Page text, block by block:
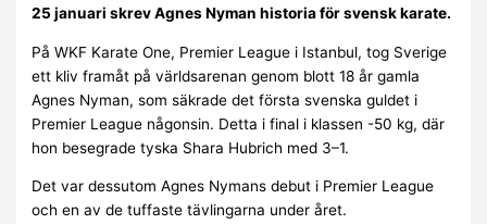
25 januari skrev Agnes Nyman historia för svensk karate.
På WKF Karate One, Premier League i Istanbul, tog Sverige
ett kliv framåt på världsarenan genom blott 18 år gamla
Agnes Nyman, som säkrade det första svenska guldet i
Premier League någonsin. Detta i final i klassen -50 kg, där
hon besegrade tyska Shara Hubrich med 3–1.
Det var dessutom Agnes Nymans debut i Premier League
och en av de tuffaste tävlingarna under året.